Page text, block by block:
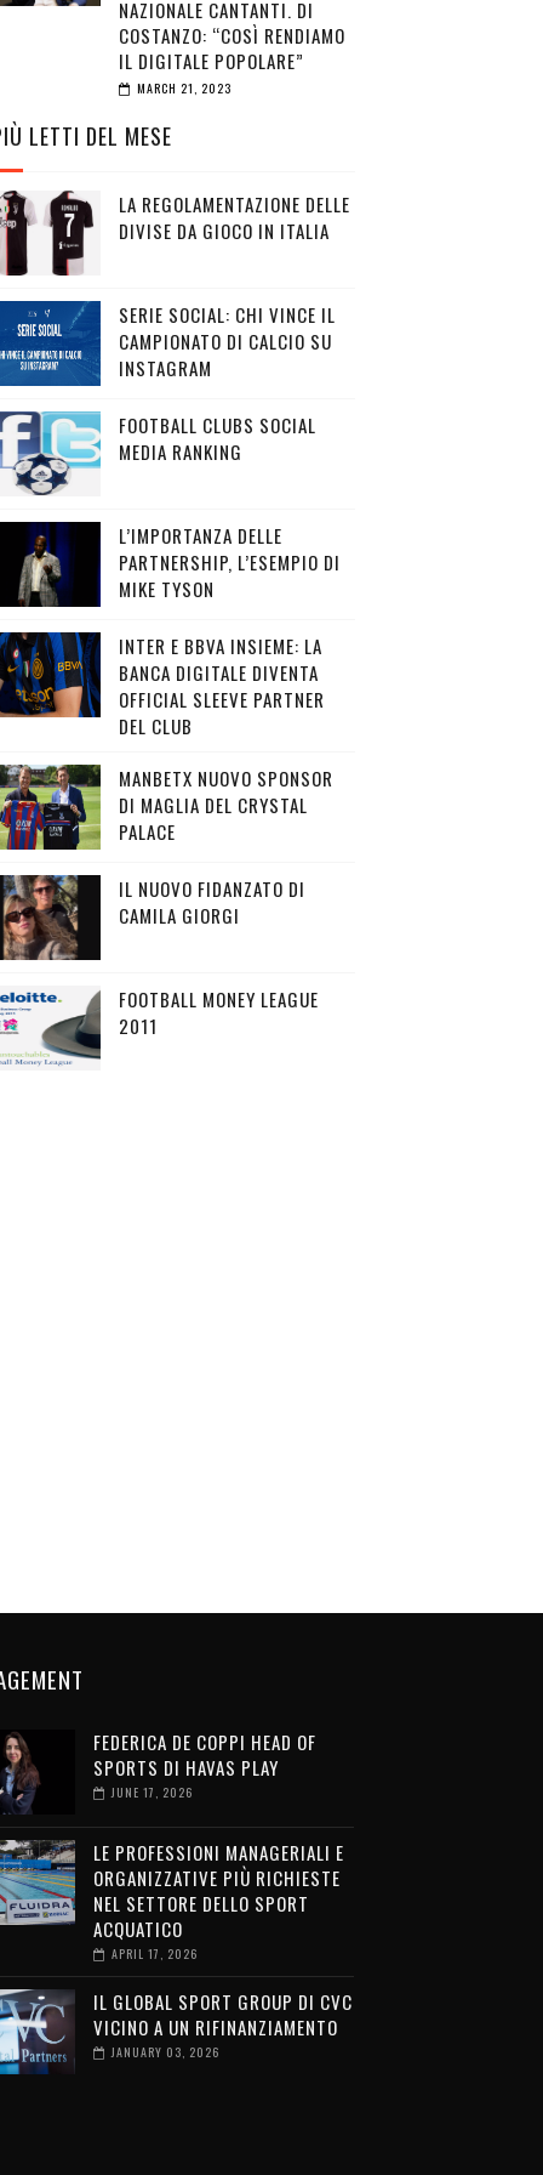
NAZIONALE CANTANTI. DI
COSTANZO: “COSÌ RENDIAMO
IL DIGITALE POPOLARE”
MARCH 21, 2023
LETTI DEL MESE
LA REGOLAMENTAZIONE DELLE
DIVISE DA GIOCO IN ITALIA
SERIE SOCIAL: CHI VINCE IL
CAMPIONATO DI CALCIO SU
INSTAGRAM
FOOTBALL CLUBS SOCIAL
MEDIA RANKING
L’IMPORTANZA DELLE
PARTNERSHIP, L’ESEMPIO DI
MIKE TYSON
INTER E BBVA INSIEME: LA
BANCA DIGITALE DIVENTA
OFFICIAL SLEEVE PARTNER
DEL CLUB
MANBETX NUOVO SPONSOR
DI MAGLIA DEL CRYSTAL
PALACE
IL NUOVO FIDANZATO DI
CAMILA GIORGI
FOOTBALL MONEY LEAGUE
2011
FEDERICA DE COPPI HEAD OF
SPORTS DI HAVAS PLAY
JUNE 17, 2026
LE PROFESSIONI MANAGERIALI E
ORGANIZZATIVE PIÙ RICHIESTE
NEL SETTORE DELLO SPORT
ACQUATICO
APRIL 17, 2026
IL GLOBAL SPORT GROUP DI CVC
VICINO A UN RIFINANZIAMENTO
JANUARY 03, 2026